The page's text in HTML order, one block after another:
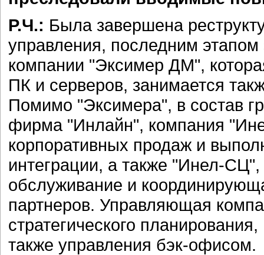
Р.Ч.: Была завершена
управления, последним этапом
компании "Эксимер ДМ",
ПК и серверов, занимается
Помимо "Эксимера", в состав
фирма "Инлайн", компания
корпоративных продаж и
интеграции, а также "Инел-
обслуживание и
партнеров. Управляющая
стратегического
также управления бэк-офисом.